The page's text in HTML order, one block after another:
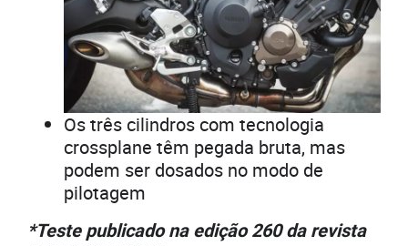
Os três cilindros com tecnologia
crossplane têm pegada bruta, mas
podem ser dosados no modo de
pilotagem
*Teste publicado na edição 260 da revista